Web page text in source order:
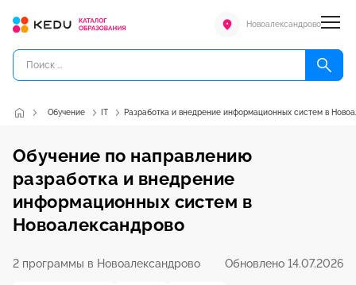
Новоалександрово
Обучение IT Разработка и внедрение информационных систем в
Обучение по направлению
разработка и внедрение
информационных систем в
Новоалександрово
2 программы в Новоалександрово Обновлено 14.07.2026